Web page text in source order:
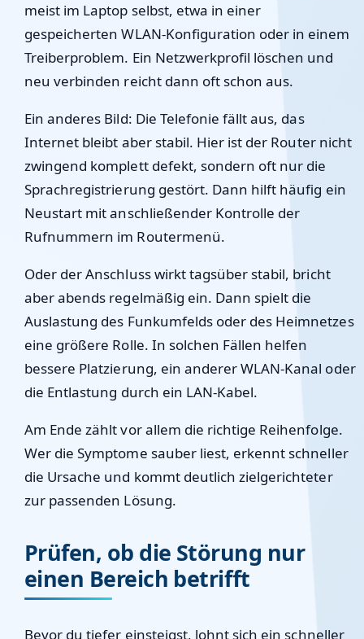
meist im Laptop selbst, etwa in einer
gespeicherten WLAN-Konfiguration oder in einem
Treiberproblem. Ein Netzwerkprofil löschen und
neu verbinden reicht dann oft schon aus.
Ein anderes Bild: Die Telefonie fällt aus, das
Internet bleibt aber stabil. Hier ist der Router nicht
zwingend komplett defekt, sondern oft nur die
Sprachregistrierung gestört. Dann hilft häufig ein
Neustart mit anschließender Kontrolle der
Rufnummern im Routermenü.
Oder der Anschluss wirkt tagsüber stabil, bricht
aber abends regelmäßig ein. Dann spielt die
Auslastung des Funkumfelds oder des Heimnetzes
eine größere Rolle. In solchen Fällen helfen
bessere Platzierung, ein anderer WLAN-Kanal oder
die Entlastung durch ein LAN-Kabel.
Am Ende zählt vor allem die richtige Reihenfolge.
Wer die Symptome sauber liest, erkennt schneller
die Ursache und kommt deutlich zielgerichteter
zur passenden Lösung.
Prüfen, ob die Störung nur
einen Bereich betrifft
Bevor du tiefer einsteigst, lohnt sich ein schneller